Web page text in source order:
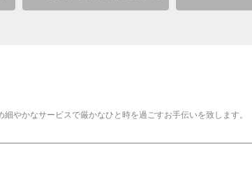
やかなサービスで厳かなひと時を過ごすお手伝いを致します。